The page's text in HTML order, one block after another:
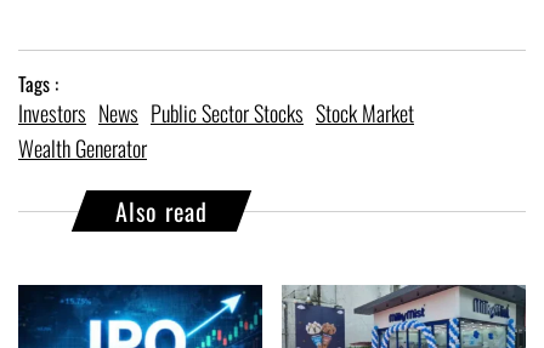
Tags :
Investors News Public Sector Stocks Stock Market
Wealth Generator
Also read